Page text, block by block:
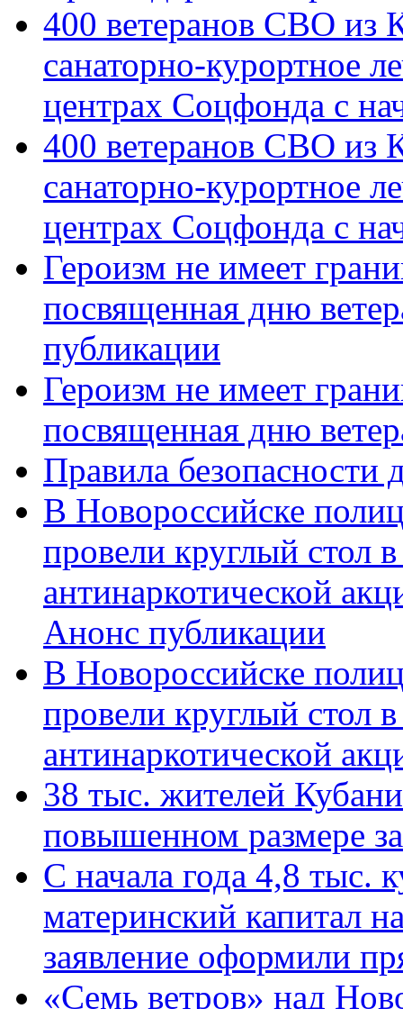
400 ветеранов СВО из
санаторно-курортное
центрах Соцфонда с
400 ветеранов СВО из
санаторно-курортное
центрах Соцфонда с
Героизм не имеет
посвященная дню
публикации
Героизм не имеет
посвященная дню
Правила безопасности
В Новороссийске
провели круглый стол
антинаркотической
Анонс публикации
В Новороссийске
провели круглый стол
антинаркотической
38 тыс. жителей
повышенном размере
С начала года 4,8 тыс.
материнский капитал
заявление оформили
«Семь ветров» над